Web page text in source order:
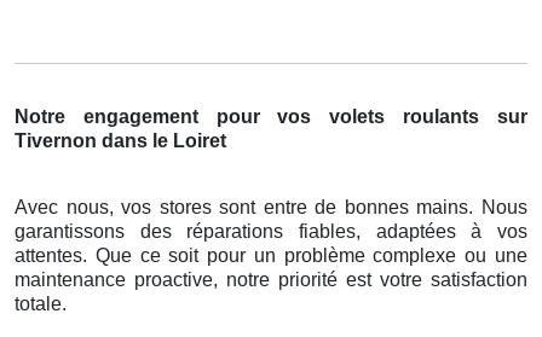
Notre engagement pour vos volets roulants sur
Tivernon dans le Loiret
Avec nous, vos stores sont entre de bonnes mains. Nous
garantissons des réparations fiables, adaptées à vos
attentes. Que ce soit pour un problème complexe ou une
maintenance proactive, notre priorité est votre satisfaction
totale.